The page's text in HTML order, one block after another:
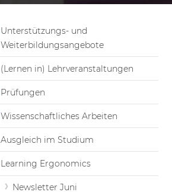
Unterstützungs- und
Weiterbildungsangebote
(Lernen in) Lehrveranstaltungen
Prüfungen
Wissenschaftliches Arbeiten
Ausgleich im Studium
Learning Ergonomics
Newsletter Juni